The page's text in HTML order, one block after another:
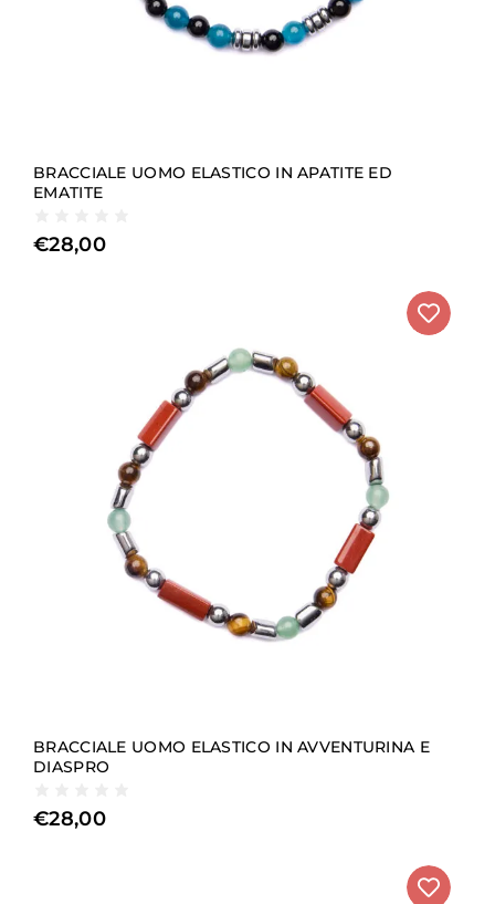
BRACCIALE UOMO ELASTICO IN APATITE ED
EMATITE
€28,00
BRACCIALE UOMO ELASTICO IN AVVENTURINA E
DIASPRO
€28,00